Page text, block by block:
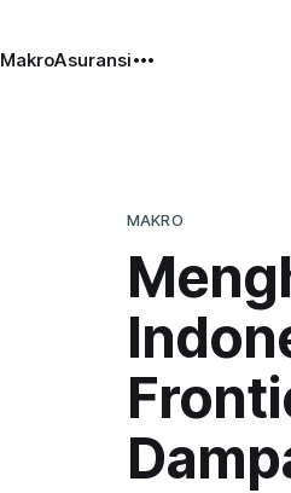
MakroAsuransi
MAKRO